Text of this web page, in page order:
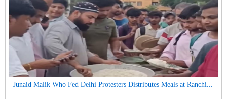
Junaid Malik Who Fed Delhi Protesters Distributes Meals at Ranchi...